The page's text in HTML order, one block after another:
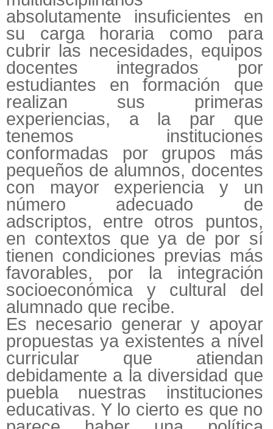
absolutamente insuficientes en
su carga horaria como para
cubrir las necesidades, equipos
docentes integrados por
estudiantes en formación que
realizan sus primeras
experiencias, a la par que
tenemos instituciones
conformadas por grupos más
pequeños de alumnos, docentes
con mayor experiencia y un
número adecuado de
adscriptos, entre otros puntos,
en contextos que ya de por sí
tienen condiciones previas más
favorables, por la integración
socioeconómica y cultural del
alumnado que recibe.
Es necesario generar y apoyar
propuestas ya existentes a nivel
curricular que atiendan
debidamente a la diversidad que
puebla nuestras instituciones
educativas. Y lo cierto es que no